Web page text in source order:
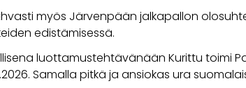
myös Järvenpään jalkapallon
edistämisessä.
luottamustehtävänään Kurittu toimi
Samalla pitkä ja ansiokas ura